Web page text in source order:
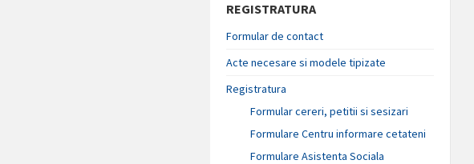
REGISTRATURA
Formular de contact
Acte necesare si modele tipizate
Registratura
Formular cereri, petitii si sesizari
Formulare Centru informare cetateni
Formulare Asistenta Sociala